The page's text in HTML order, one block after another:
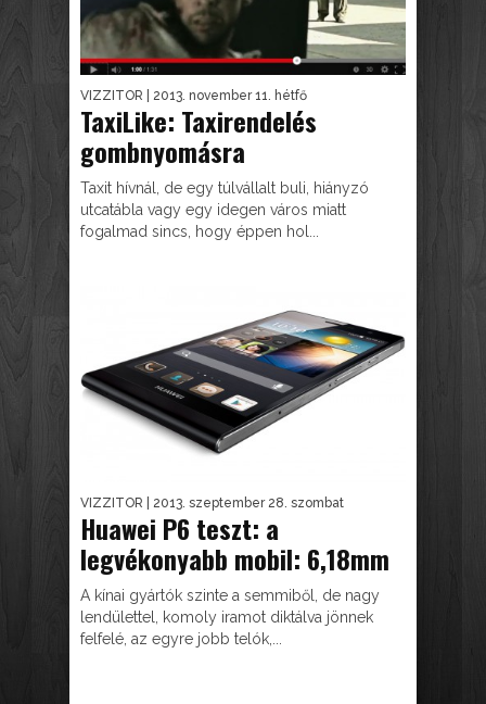
VIZZITOR | 2013. november 11. hétfő
TaxiLike: Taxirendelés
gombnyomásra
Taxit hívnál, de egy túlvállalt buli, hiányzó
utcatábla vagy egy idegen város miatt
fogalmad sincs, hogy éppen hol...
VIZZITOR | 2013. szeptember 28. szombat
Huawei P6 teszt: a
legvékonyabb mobil: 6,18mm
A kínai gyártók szinte a semmiből, de nagy
lendülettel, komoly iramot diktálva jönnek
felfelé, az egyre jobb telók,...